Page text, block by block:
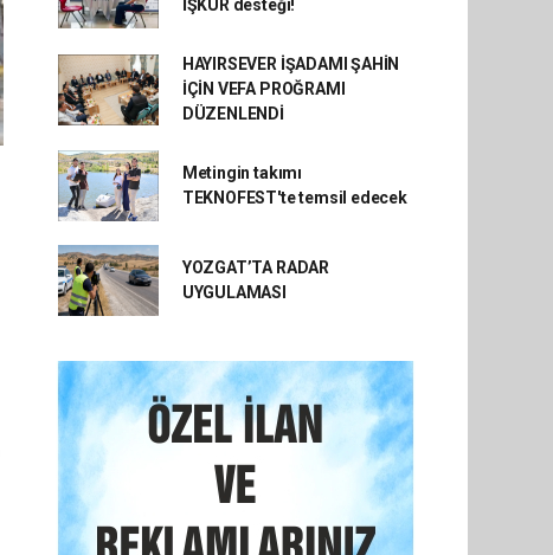
İŞKUR desteği!
HAYIRSEVER İŞADAMI ŞAHİN
İÇİN VEFA PROĞRAMI
DÜZENLENDİ
Metingin takımı
TEKNOFEST'te temsil edecek
YOZGAT’TA RADAR
UYGULAMASI